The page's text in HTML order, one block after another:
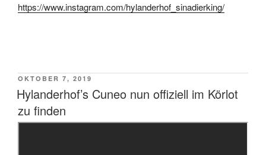
https://www.instagram.com/hylanderhof_sinadierking/
VERÖFFENTLICHT
AM
OKTOBER 7, 2019
Hylanderhof’s Cuneo nun offiziell im Körlot
zu finden